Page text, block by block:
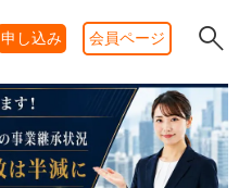
申し込み 会員ページ